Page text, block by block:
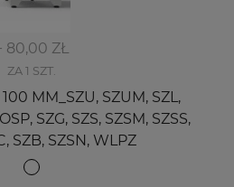
80,00 ZŁ
ZA 1 SZT.
MM_SZU, SZUM, SZL,
SZG, SZS, SZSM, SZSS,
SZB, SZSN, WLPZ